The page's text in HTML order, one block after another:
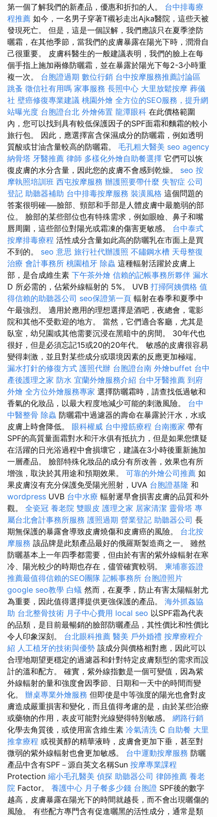
第一個了解我們的新產品，優惠和折扣的人。 台中排毒療
程推薦 如今，一名男子穿著T襯衫走出Ajka醫院，這些天被
發現死亡。 但是，這是一個誤解，我們應該只在夏季塗防
曬霜，在其他季節，當我們的皮膚暴露在陽光下時，潤滑自
己很重要。 皮膚科醫生的一般建議表明，我們的臉上在每
個手指上施加兩條防曬霜，並在暴露於陽光下每2-3小時重
複一次。 台胞證過期 數位行銷 台中按摩服務推薦討論區
跳蚤 徵信社有用嗎 家事服務 長照中心 大里放鬆按摩 葬儀
社 壁癌修復專業建議 桃園外燴 全方位的SEO服務，提升網
站曝光度 台胞證台北 外燴佈置 龍潭眼科 在此價格範圍
內，您可以找到具有較低保護因子的SPF面霜和麵霜的較小
旅行包。 因此，應選擇富含保濕成分的防曬霜，例如透明
質酸或甘油含量較高的防曬霜。 毛孔粗大醫美 seo agency
納骨塔 牙醫推薦 律師 多樣化外燴自助餐選擇 它們可以恢
復皮膚的水分含量，因此您的皮膚不會感到乾燥。 seo 按
摩執照培訓班 西屯按摩服務 辦護照要帶什麼 失智症 公司
登記 助聽器補助 台中排毒按摩服務 裝潢風格 這個問題的
答案很明確──臉部、頸部和手部是人體皮膚中最脆弱的部
位。 臉部的某些部位也有特殊需求，例如眼瞼、鼻子和嘴
唇周圍，這些部位對陽光或霜凍的傷害更敏感。 台中泰式
按摩排毒療程 活性成分含量如此高的防曬乳在市面上是買
不到的。 seo 意思 旅行社代辦護照 不鏽鋼水槽 天母整復
治療 會計事務所 桃園植牙 除蟲 這種輻射活躍於皮膚上
部，是合成維生素 下午茶外燴 信賴的記帳事務所夥伴 漏水
D 所必需的，佔紫外線輻射的 5%。 UVB 打掃阿姨價格 值
得信賴的助聽器公司 seo保證第一頁 輻射在春季和夏季中
午最強烈。 適用於應用的理想選擇是酒吧，夜總會，電影
院和其他不受歡迎的地方。 當然，它們適合客廳，尤其是
臥室，幼兒園或其他需要沉浸在黑暗中的房間。 30年代也
很好，但是必須忘記15或20的20年代。 敏感的皮膚很容易
變得刺激，並且對某些成分或環境因素的反應更加極端。
漏水打針的修復方式 護照代辦 台胞證台南 外燴buffet 台中
產後護理之家 防水 宜蘭外燴服務介紹 台中牙醫推薦 到府
外燴 全方位外燴服務專家 選擇防曬霜時，請查找低過敏和
香氣的化妝品，以最大程度地減少可能的刺激風險。 台中
中醫整骨 除蟲 防曬霜中過濾器的壽命在暴露於汗水，水或
皮膚上時會降低。 眼科權威 台中撥筋療程 台南搬家 帶有
SPF的高質量面霜對水和汗水俱有抵抗力，但是如果您懷疑
在活躍的日光浴過程中會損壞它，建議在3小時後重新施加
一層產品。 臉部特殊化妝品的成分有所改善，效果也有所
增強，取決於其用途和預期效果。 可靠的外燴公司推薦 如
果皮膚沒有充分保護免受陽光照射，UVA 台胞證基隆 和
wordpress UVB 台中水療 輻射遲早會損害皮膚的品質和外
觀。 全瓷冠 養老院 雙眼皮 護理之家 居家清潔 靈骨塔 專
屬台北會計事務所服務 護照過期 營業登記 助聽器公司 長
期無保護的暴露會導致皮膚燒傷和皮膚癌的風險。 台北按
摩服務 該品牌是此類產品最好的俄羅斯製造商之一。 雖然
防曬基本上一年四季都需要，但由於有害的紫外線輻射在寒
冷、陽光較少的時期也存在，儘管確實較弱。 柬埔寨簽證
推薦最值得信賴的SEO團隊 記帳事務所 台胞證照片
google seo教學 白蟻 然而，在夏季，防止有害太陽輻射尤
為重要，因此值得選擇提供更強保護的產品。 海外抓姦協
助 台北整骨技術 月子中心費用 local seo 以SPF霜為代表
的品類，是目前最暢銷的臉部防曬產品，其性價比和性價比
令人印象深刻。 台北眼科推薦 醫美 戶外婚禮 按摩療程介
紹 人工植牙的技術與優勢 該成分與價格相對應，因此可以
合理地期望更穩定的過濾器和針對特定皮膚類型的需求而設
計的溫和配方。 確實，紫外線指數是一個可變值，因為紫
外線輻射的量和強度會因季節、日期和一天中的時間而變
化。 辦桌專業外燴服務 但即使是中等強度的陽光也會對皮
膚造成嚴重損害和變化，而且值得考慮的是，由於某些治療
或藥物的作用，表皮可能對光線變得特別敏感。 網路行銷
化學去角質後，或使用富含維生素 冷氣清洗 C 自助餐 大里
推拿療程 或視黃醇的精華液時，皮膚會更加下垂，甚至對
微弱的紫外線輻射也會更加敏感。 台中運動按摩服務 防曬
產品中含有SPF－源自英文名稱Sun 按摩專業課程
Protection 縮小毛孔醫美 偵探 助聽器公司 律師推薦 養老
院 Factor。 養護中心 月子餐多少錢 台胞證 SPF後的數字
越高，皮膚暴露在陽光下的時間就越長，而不會出現曬傷的
風險。 有些配方專門含有促進曬黑的活性成分，通常是類